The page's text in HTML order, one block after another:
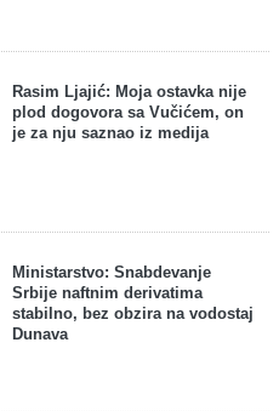
Rasim Ljajić: Moja ostavka nije
plod dogovora sa Vučićem, on
je za nju saznao iz medija
Ministarstvo: Snabdevanje
Srbije naftnim derivatima
stabilno, bez obzira na vodostaj
Dunava